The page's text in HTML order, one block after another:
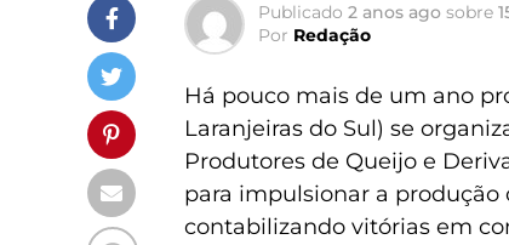
Publicado 2 anos ago sobre
Por Redação
Há pouco mais de um ano
Laranjeiras do Sul) se
Produtores de Queijo e
para impulsionar a produção
contabilizando vitórias em